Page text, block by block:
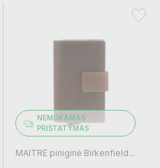
NEMOKAMAS
PRISTATYMAS
MAITRE piniginė Birkenfield...